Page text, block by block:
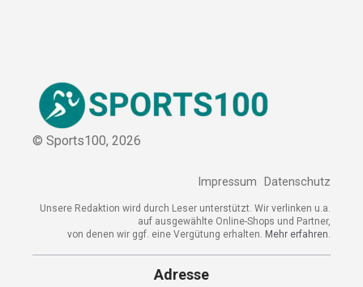
Impressum Datenschutz
Unsere Redaktion wird durch Leser unterstützt. Wir verlinken
von denen wir ggf. eine Vergütung erhalten.